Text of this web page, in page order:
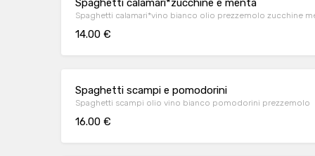
Spaghetti calamari*zucchine e menta
Spaghetti calamari*vino bianco olio prezzemolo zucchine
14.00 €
Spaghetti scampi e pomodorini
Spaghetti scampi olio vino bianco pomodorini prezzemolo
16.00 €